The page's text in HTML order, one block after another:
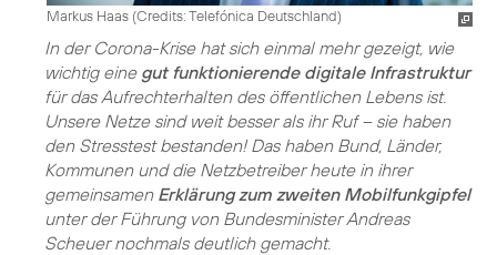
Markus Haas (Credits: Telefónica Deutschland)
In der Corona-Krise hat sich einmal mehr gezeigt, wie
wichtig eine gut funktionierende digitale Infrastruktur
für das Aufrechterhalten des öffentlichen Lebens ist.
Unsere Netze sind weit besser als ihr Ruf – sie haben
den Stresstest bestanden! Das haben Bund, Länder,
Kommunen und die Netzbetreiber heute in ihrer
gemeinsamen Erklärung zum zweiten Mobilfunkgipfel
unter der Führung von Bundesminister Andreas
Scheuer nochmals deutlich gemacht.